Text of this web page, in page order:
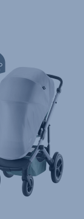
язык)
език)